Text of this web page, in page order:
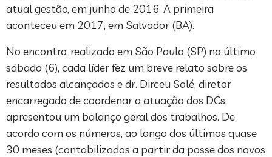
atual gestão, em junho de 2016. A primeira
aconteceu em 2017, em Salvador (BA).
No encontro, realizado em São Paulo (SP) no último
sábado (6), cada líder fez um breve relato sobre os
resultados alcançados e dr. Dirceu Solé, diretor
encarregado de coordenar a atuação dos DCs,
apresentou um balanço geral dos trabalhos. De
acordo com os números, ao longo dos últimos quase
30 meses (contabilizados a partir da posse dos novos